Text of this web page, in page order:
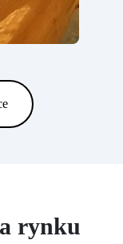
rynku